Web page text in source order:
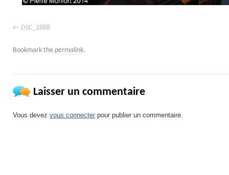
DSC_2888
Bookmark the permalink.
Laisser un commentaire
Vous devez vous connecter pour publier un commentaire.